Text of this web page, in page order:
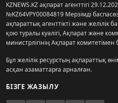
KZNEWS.KZ ақпарат агенттігі
№KZ64VPY00084819 Мерзімді
ақпараттық агенттікті және желілік
қою туралы куәлігі, Ақпарат және
министрлігінің Ақпарат комитетімен
Бұл желілік ресурстың ақпараттық
асқан азаматтарға арналған.
БІЗГЕ ЖАЗЫЛУ